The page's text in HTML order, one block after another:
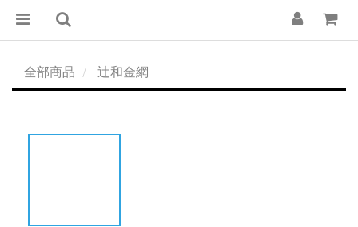
全部商品 辻和金網